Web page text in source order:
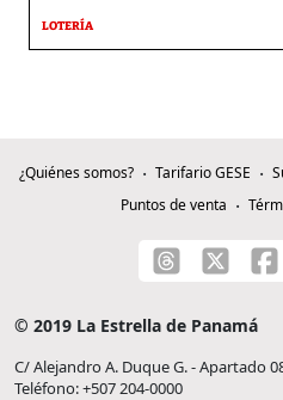
LOTERÍA
¿Quiénes somos? Tarifario GESE
Puntos de venta
© 2019 La Estrella de Panamá
C/ Alejandro A. Duque G. - Apartado
Teléfono: +507 204-0000